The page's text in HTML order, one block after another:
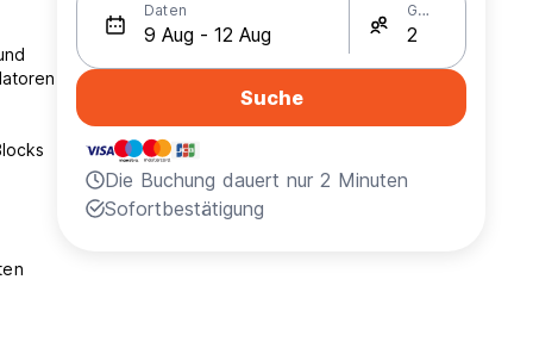
Daten Gäste
Suche
Die Buchung dauert nur 2 Minuten
Sofortbestätigung